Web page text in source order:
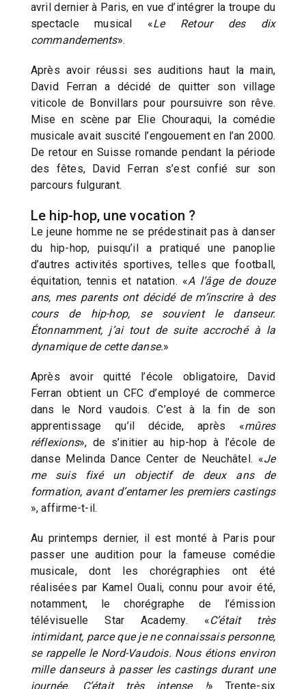
avril dernier à Paris, en vue d’intégrer la troupe du
spectacle musical «Le Retour des dix
commandements».
Après avoir réussi ses auditions haut la main,
David Ferran a décidé de quitter son village
viticole de Bonvillars pour poursuivre son rêve.
Mise en scène par Elie Chouraqui, la comédie
musicale avait suscité l’engouement en l’an 2000.
De retour en Suisse romande pendant la période
des fêtes, David Ferran s’est confié sur son
parcours fulgurant.
Le hip-hop, une vocation ?
Le jeune homme ne se prédestinait pas à danser
du hip-hop, puisqu’il a pratiqué une panoplie
d’autres activités sportives, telles que football,
équitation, tennis et natation. «A l’âge de douze
ans, mes parents ont décidé de m’inscrire à des
cours de hip-hop, se souvient le danseur.
Étonnamment, j’ai tout de suite accroché à la
dynamique de cette danse.»
Après avoir quitté l’école obligatoire, David
Ferran obtient un CFC d’employé de commerce
dans le Nord vaudois. C’est à la fin de son
apprentissage qu’il décide, après «mûres
réflexions», de s’initier au hip-hop à l’école de
danse Melinda Dance Center de Neuchâtel. «Je
me suis fixé un objectif de deux ans de
formation, avant d’entamer les premiers castings
», affirme-t-il.
Au printemps dernier, il est monté à Paris pour
passer une audition pour la fameuse comédie
musicale, dont les chorégraphies ont été
réalisées par Kamel Ouali, connu pour avoir été,
notamment, le chorégraphe de l’émission
télévisuelle Star Academy. «C’était très
intimidant, parce que je ne connaissais personne,
se rappelle le Nord-Vaudois. Nous étions environ
mille danseurs à passer les castings durant une
journée. C’était très intense !» Trente-six